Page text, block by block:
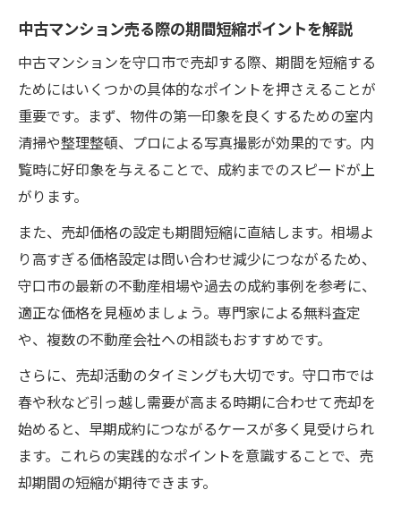
め方
売却期間の平均を知って守口市で先手を打つ
中古マンション売る時の守口市平均期間徹
底解説
売却期間大阪府守口市の相場と傾向を知る
と流れ
売却期間大阪府守口市でよくある疑問と対
策法
中古マンション売る時に平均期間を短縮す
守口市でマンション売却が長引く理由と対策
中古マンション売る際に売却期間が延びる
主な理由
売却期間大阪府守口市で失敗しないための
中古マンション売る際の期間短縮ポイントを解説
中古マンションを守口市で売却する際、期間を短縮する
ためにはいくつかの具体的なポイントを押さえることが
重要です。まず、物件の第一印象を良くするための室内
清掃や整理整頓、プロによる写真撮影が効果的です。内
覧時に好印象を与えることで、成約までのスピードが上
がります。
また、売却価格の設定も期間短縮に直結します。相場よ
り高すぎる価格設定は問い合わせ減少につながるため、
守口市の最新の不動産相場や過去の成約事例を参考に、
適正な価格を見極めましょう。専門家による無料査定
や、複数の不動産会社への相談もおすすめです。
さらに、売却活動のタイミングも大切です。守口市では
春や秋など引っ越し需要が高まる時期に合わせて売却を
始めると、早期成約につながるケースが多く見受けられ
ます。これらの実践的なポイントを意識することで、売
却期間の短縮が期待できます。